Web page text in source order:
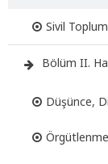
Sivil
Bölüm II.
Düşünce,